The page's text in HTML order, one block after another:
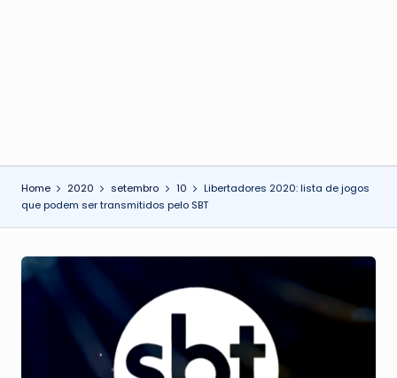
Home 2020 setembro 10
Libertadores 2020: lista de jogos
que podem ser transmitidos pelo SBT